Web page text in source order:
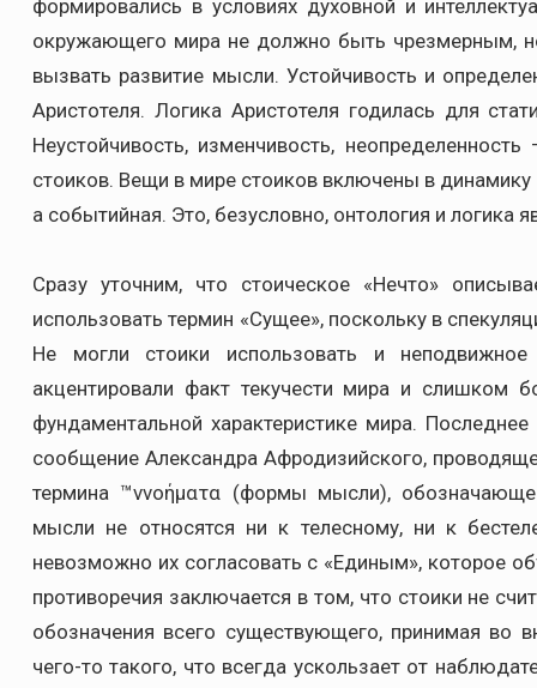
формировались в условиях духовной и
окружающего мира не должно быть чрезмерным,
вызвать развитие мысли. Устойчивость и
Аристотеля. Логика Аристотеля годилась для
Неустойчивость, изменчивость,
стоиков. Вещи в мире стоиков включены в динамику
а событийная. Это, безусловно, онтология и логика
Сразу уточним, что стоическое «Нечто»
использовать термин «Сущее», поскольку в
Не могли стоики использовать и неподвижное
акцентировали факт текучести мира и слишком
фундаментальной характеристике мира.
сообщение Александра Афродизийского,
термина ™ννοήματα (формы мысли),
мысли не относятся ни к телесному, ни к
невозможно их согласовать с «Единым», которое
противоречия заключается в том, что стоики не
обозначения всего существующего, принимая во
чего-то такого, что всегда ускользает от